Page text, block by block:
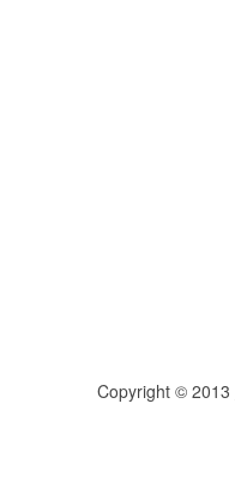
Copyright © 2013